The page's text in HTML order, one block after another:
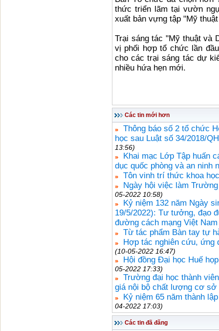
thức triển lãm tại vườn
xuất bản vựng tập "Mỹ
Trại sáng tác "Mỹ thuật và
vị phối hợp tổ chức lần
cho các trại sáng tác dự
nhiều hứa hẹn mới.
Các tin mới hơn
Thông báo số 2 tổ chức
học sau Luật số 34/2018/
13:56)
Khai mạc Lớp Tập huấn
dục quốc phòng và an ninh
Tôn vinh trí thức khoa
Ngày hội việc làm
05-2022 10:58)
Kỷ niệm 132 năm Ngày
19/5/2022): Tư tưởng, đạo
đường cách mạng Việt Nam
Từ tác phẩm Bàn tay tự
Hợp tác nghiên cứu, ứng
(10-05-2022 16:47)
Hội đồng Đại học Huế
05-2022 17:33)
Trường đại học thành
giá nội bộ chất lượng cơ sở
Kỷ niệm 65 năm thành
04-2022 17:03)
Các tin đã đăng